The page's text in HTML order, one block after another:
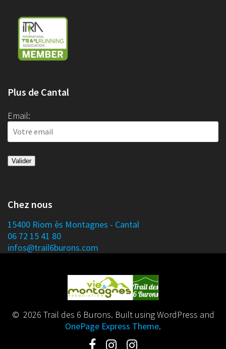
Plus de Cantal
Email:
Chez nous
15400 Riom ès Montagnes - Cantal
06 72 15 41 80
infos@trail6burons.com
© 2026 Trail des 6 Burons. Built using WordPress and
OnePage Express Theme.